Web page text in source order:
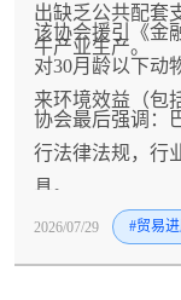
出缺乏公共配套
牛产业生产。
该协会援引《金
对30月龄以下动
来环境效益（包
协会最后强调：
行法律法规，行
具。
2026/07/29 #贸易